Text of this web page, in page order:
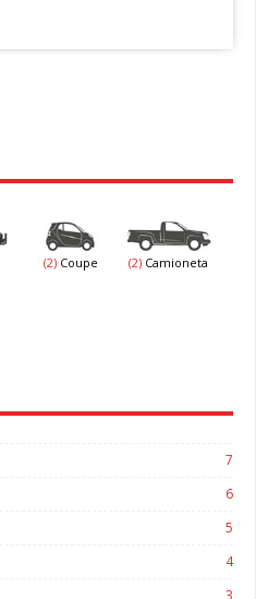
(2) Coupe (2)Camioneta
7
6
5
4
3